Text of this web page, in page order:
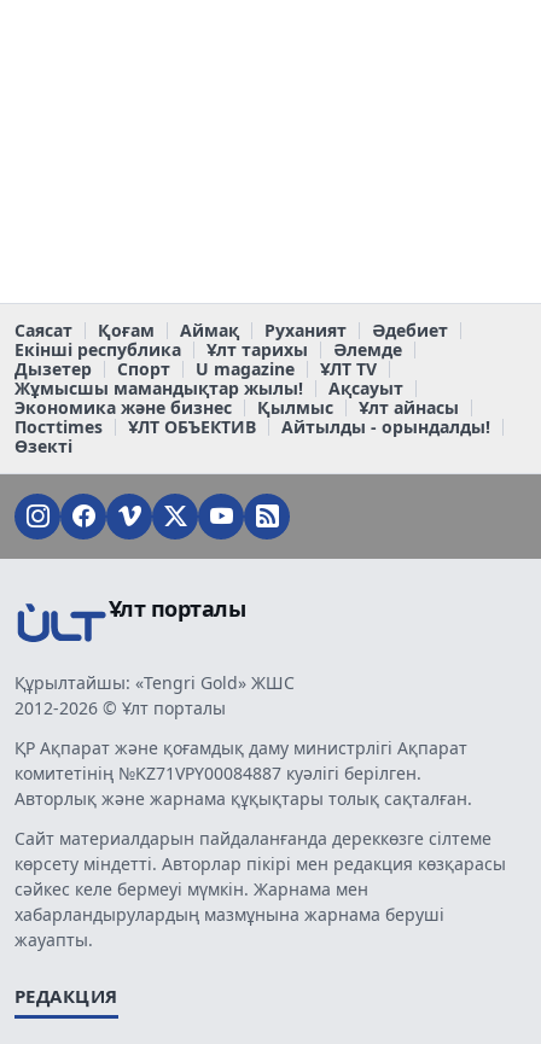
Саясат Қоғам Аймақ Руханият
Әдебиет
Екінші республика
Ұлт тарихы
Әлемде
Дызетер
Спорт U magazine
ҰЛТ TV
Жұмысшы мамандықтар жылы!
Ақсауыт
Экономика және бизнес
Қылмыс
Ұлт айнасы
Постtimes
ҰЛТ ОБЪЕКТИВ
Айтылды - орындалды!
Өзекті
Ұлт порталы
Құрылтайшы: «Tengri Gold» ЖШС
2012-2026 © Ұлт порталы
ҚР Ақпарат және қоғамдық даму министрлігі Ақпарат
комитетінің №KZ71VPY00084887 куәлігі берілген.
Авторлық және жарнама құқықтары толық сақталған.
Сайт материалдарын пайдаланғанда дереккөзге сілтеме
көрсету міндетті. Авторлар пікірі мен редакция көзқарасы
сәйкес келе бермеуі мүмкін. Жарнама мен
хабарландырулардың мазмұнына жарнама беруші
жауапты.
РЕДАКЦИЯ